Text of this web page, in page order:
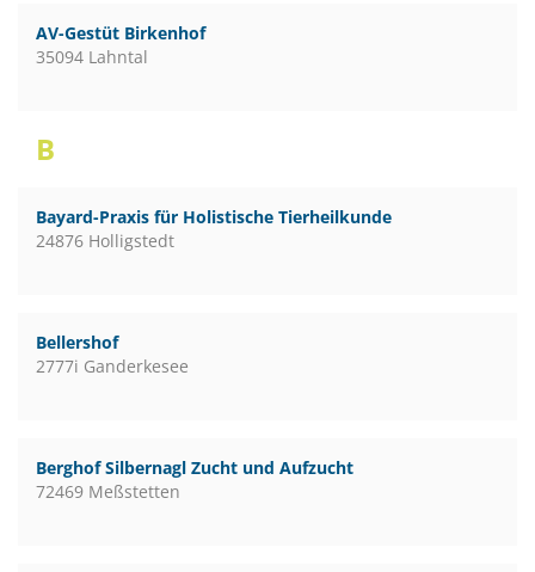
AV-Gestüt Birkenhof
35094 Lahntal
B
Bayard-Praxis für Holistische Tierheilkunde
24876 Holligstedt
Bellershof
2777i Ganderkesee
Berghof Silbernagl Zucht und Aufzucht
72469 Meßstetten